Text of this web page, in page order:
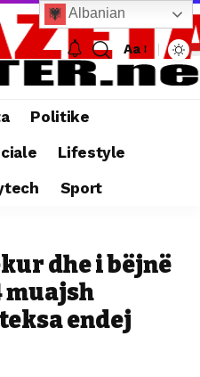
Aa
Politike
Lifestyle
Sport
dhe i bëjnë
muajsh
endej
Albanian